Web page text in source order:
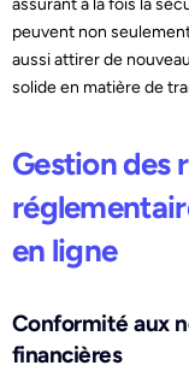
peuvent non
aussi attirer de
solide en matière de
Gestion des
en ligne
Conformité aux
financières